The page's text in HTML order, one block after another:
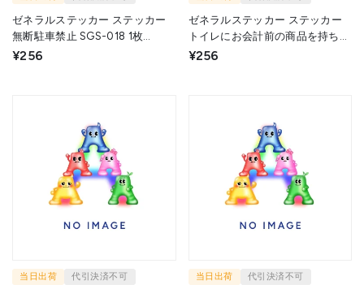
ゼネラルステッカー ステッカー
無断駐車禁止 SGS-018 1枚
▼713-7453
¥256
ゼネラルステッカー ステッカー
トイレにお会計前の商品を持ち込
まないで下さい SGS-021 1枚
¥256
当日出荷 代引決済不可 当日出荷 代引決済不可